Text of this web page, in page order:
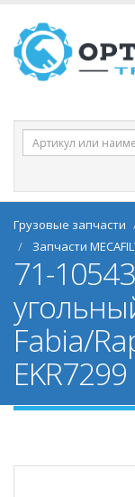
Грузовые запчасти
Запчасти
71-
Fabia/
EKR7299